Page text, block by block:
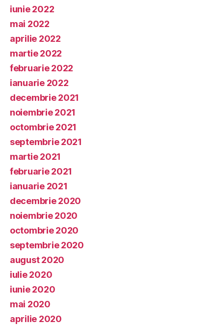
iunie 2022
mai 2022
aprilie 2022
martie 2022
februarie 2022
ianuarie 2022
decembrie 2021
noiembrie 2021
octombrie 2021
septembrie 2021
martie 2021
februarie 2021
ianuarie 2021
decembrie 2020
noiembrie 2020
octombrie 2020
septembrie 2020
august 2020
iulie 2020
iunie 2020
mai 2020
aprilie 2020